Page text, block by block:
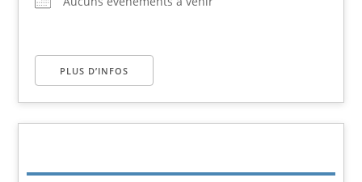
PLUS D’INFOS